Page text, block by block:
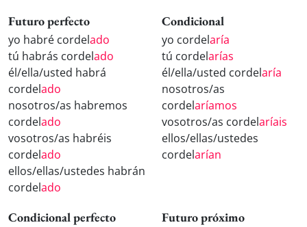
Futuro perfecto
yo habré cordelado
tú habrás cordelado
él/ella/usted habrá
cordelado
nosotros/as habremos
cordelado
vosotros/as habréis
cordelado
ellos/ellas/ustedes habrán
cordelado
Condicional
yo cordelaría
tú cordelarías
él/ella/usted cordelaría
nosotros/as
cordelaríamos
vosotros/as cordelaríais
ellos/ellas/ustedes
cordelarían
Condicional perfecto Futuro próximo